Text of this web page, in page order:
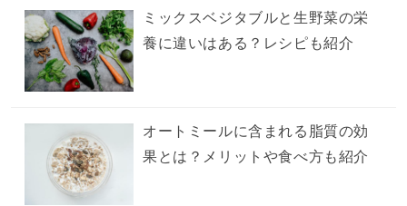
ミックスベジタブルと生野菜の栄
養に違いはある？レシピも紹介
オートミールに含まれる脂質の効
果とは？メリットや食べ方も紹介